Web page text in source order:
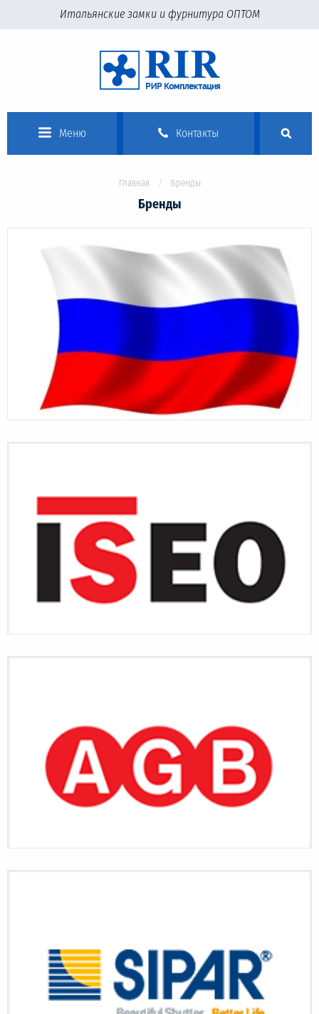
Итальянские замки и фурнитура ОПТОМ
Меню Контакты
Главная Бренды
Бренды